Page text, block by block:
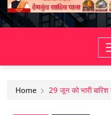
Home 29 जून को भारी